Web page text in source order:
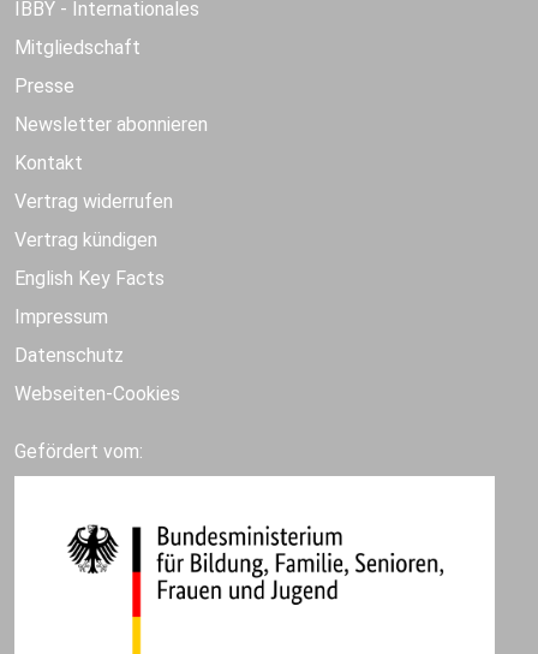
IBBY - Internationales
Mitgliedschaft
Presse
Newsletter abonnieren
Kontakt
Vertrag widerrufen
Vertrag kündigen
English Key Facts
Impressum
Datenschutz
Webseiten-Cookies
Gefördert vom: